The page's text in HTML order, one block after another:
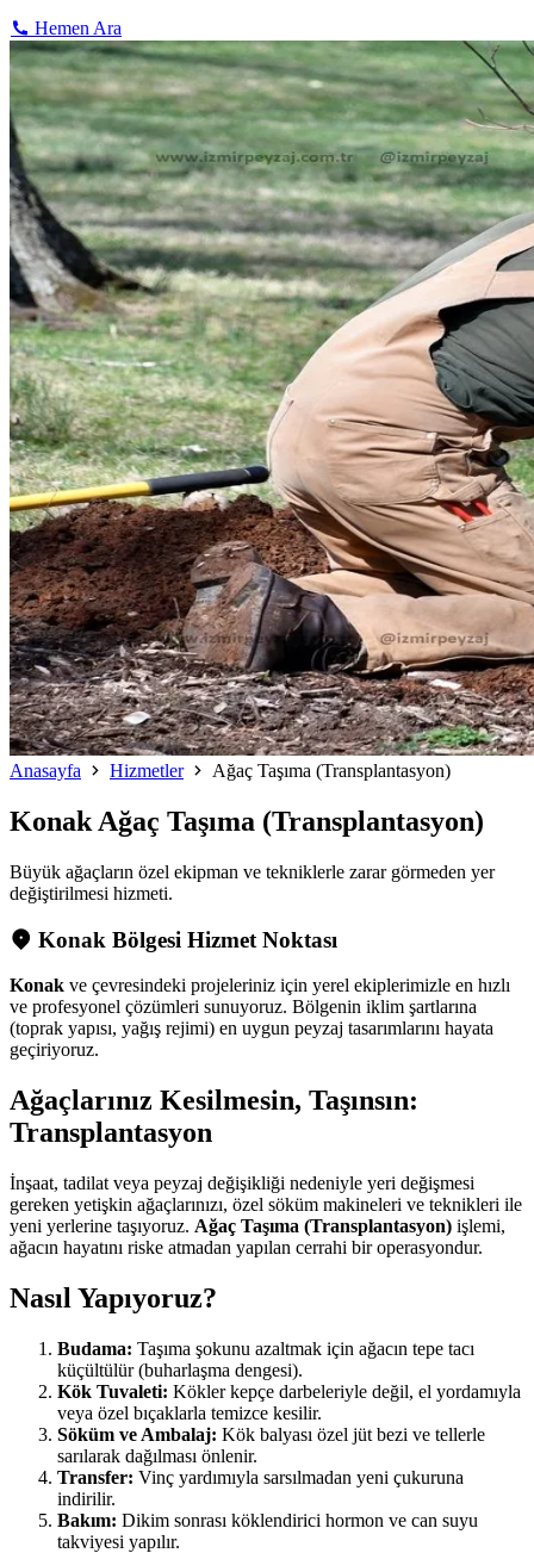
Hemen Ara
Anasayfa Hizmetler Ağaç Taşıma (Transplantasyon)
Konak Ağaç Taşıma (Transplantasyon)
Büyük ağaçların özel ekipman ve tekniklerle zarar görmeden yer
değiştirilmesi hizmeti.
Konak Bölgesi Hizmet Noktası
Konak ve çevresindeki projeleriniz için yerel ekiplerimizle en hızlı
ve profesyonel çözümleri sunuyoruz. Bölgenin iklim şartlarına
(toprak yapısı, yağış rejimi) en uygun peyzaj tasarımlarını hayata
geçiriyoruz.
Ağaçlarınız Kesilmesin, Taşınsın:
Transplantasyon
İnşaat, tadilat veya peyzaj değişikliği nedeniyle yeri değişmesi
gereken yetişkin ağaçlarınızı, özel söküm makineleri ve teknikleri ile
yeni yerlerine taşıyoruz. Ağaç Taşıma (Transplantasyon) işlemi,
ağacın hayatını riske atmadan yapılan cerrahi bir operasyondur.
Nasıl Yapıyoruz?
Budama: Taşıma şokunu azaltmak için ağacın tepe tacı
küçültülür (buharlaşma dengesi).
Kök Tuvaleti: Kökler kepçe darbeleriyle değil, el yordamıyla
veya özel bıçaklarla temizce kesilir.
Söküm ve Ambalaj: Kök balyası özel jüt bezi ve tellerle
sarılarak dağılması önlenir.
Transfer: Vinç yardımıyla sarsılmadan yeni çukuruna
indirilir.
Bakım: Dikim sonrası köklendirici hormon ve can suyu
takviyesi yapılır.